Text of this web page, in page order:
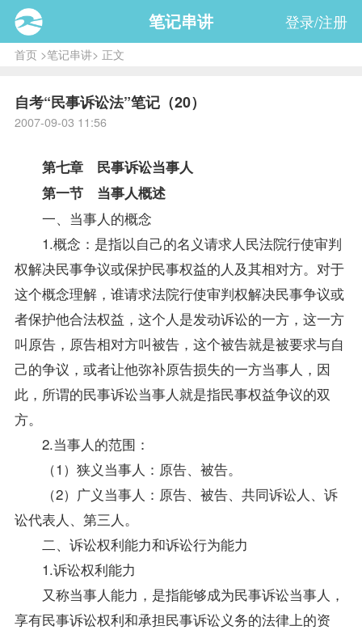
笔记串讲 登录/注册
首页>笔记串讲> 正文
自考“民事诉讼法”笔记（20）
2007-09-03 11:56
第七章 民事诉讼当事人
第一节 当事人概述
一、当事人的概念
1.概念：是指以自己的名义请求人民法院行使审判
权解决民事争议或保护民事权益的人及其相对方。对于
这个概念理解，谁请求法院行使审判权解决民事争议或
者保护他合法权益，这个人是发动诉讼的一方，这一方
叫原告，原告相对方叫被告，这个被告就是被要求与自
己的争议，或者让他弥补原告损失的一方当事人，因
此，所谓的民事诉讼当事人就是指民事权益争议的双
方。
2.当事人的范围：
（1）狭义当事人：原告、被告。
（2）广义当事人：原告、被告、共同诉讼人、诉
讼代表人、第三人。
二、诉讼权利能力和诉讼行为能力
1.诉讼权利能力
又称当事人能力，是指能够成为民事诉讼当事人，
享有民事诉讼权利和承担民事诉讼义务的法律上的资